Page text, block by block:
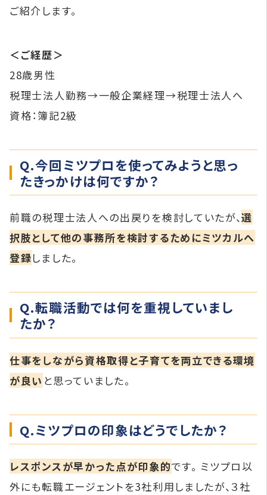
ご紹介します。
＜ご経歴＞
28歳男性
税理士法人勤務→一般企業経理→税理士法人へ
資格：簿記2級
Q.今回ミツプロを使ってみようと思っ
たきっかけは何ですか？
前職の税理士法人への出戻りを検討していたが、選
択肢として他の事務所を検討するためにミツカルへ
登録しました。
Q.転職活動では何を重視していまし
たか？
仕事をしながら資格取得と子育てを両立できる環境
が良い と思っていました。
Q.ミツプロの印象はどうでしたか？
レスポンスが早かった点が印象的です。 ミツプロ以
外にも転職エージェントを3社利用しましたが、３社